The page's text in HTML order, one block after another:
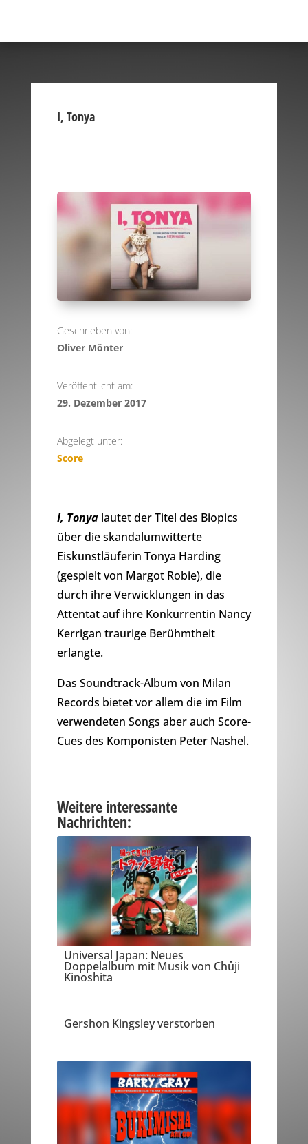
I, Tonya
Geschrieben von:
Oliver Mönter
Veröffentlicht am:
29. Dezember 2017
Abgelegt unter:
Score
I, Tonyalautet der Titel des Biopics
über die skandalumwitterte
Eiskunstläuferin Tonya Harding
(gespielt von Margot Robie), die
durch ihre Verwicklungen in das
Attentat auf ihre Konkurrentin Nancy
Kerrigan traurige Berühmtheit
erlangte.
Das Soundtrack-Album von Milan
Records bietet vor allem die im Film
verwendeten Songs aber auch Score-
Cues des Komponisten Peter Nashel.
Weitere interessante
Nachrichten:
Universal Japan: Neues
Doppelalbum mit Musik von Chûji
Kinoshita
Gershon Kingsley verstorben